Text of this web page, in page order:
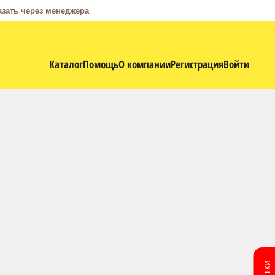
через менеджера
КаталогПомощьО компанииРегистрацияВойти